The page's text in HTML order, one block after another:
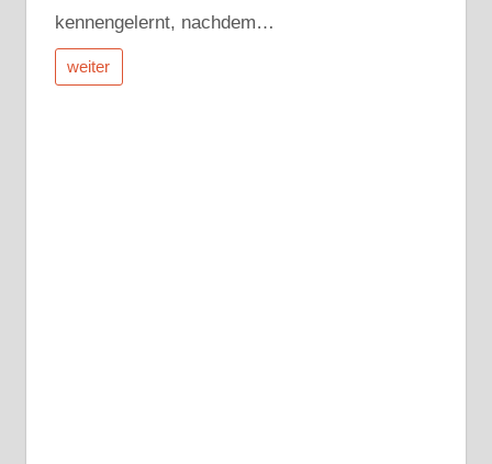
kennengelernt, nachdem…
weiter